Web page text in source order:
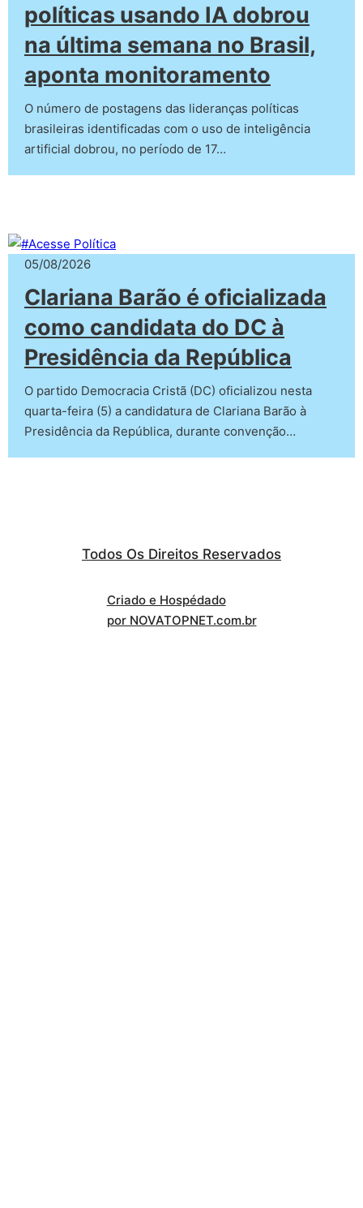
políticas usando IA dobrou
na última semana no Brasil,
aponta monitoramento
O número de postagens das lideranças políticas
brasileiras identificadas com o uso de inteligência
artificial dobrou, no período de 17…
05/08/2026
Clariana Barão é oficializada
como candidata do DC à
Presidência da República
O partido Democracia Cristã (DC) oficializou nesta
quarta-feira (5) a candidatura de Clariana Barão à
Presidência da República, durante convenção…
Todos Os Direitos Reservados
Criado e Hospédado
por NOVATOPNET.com.br